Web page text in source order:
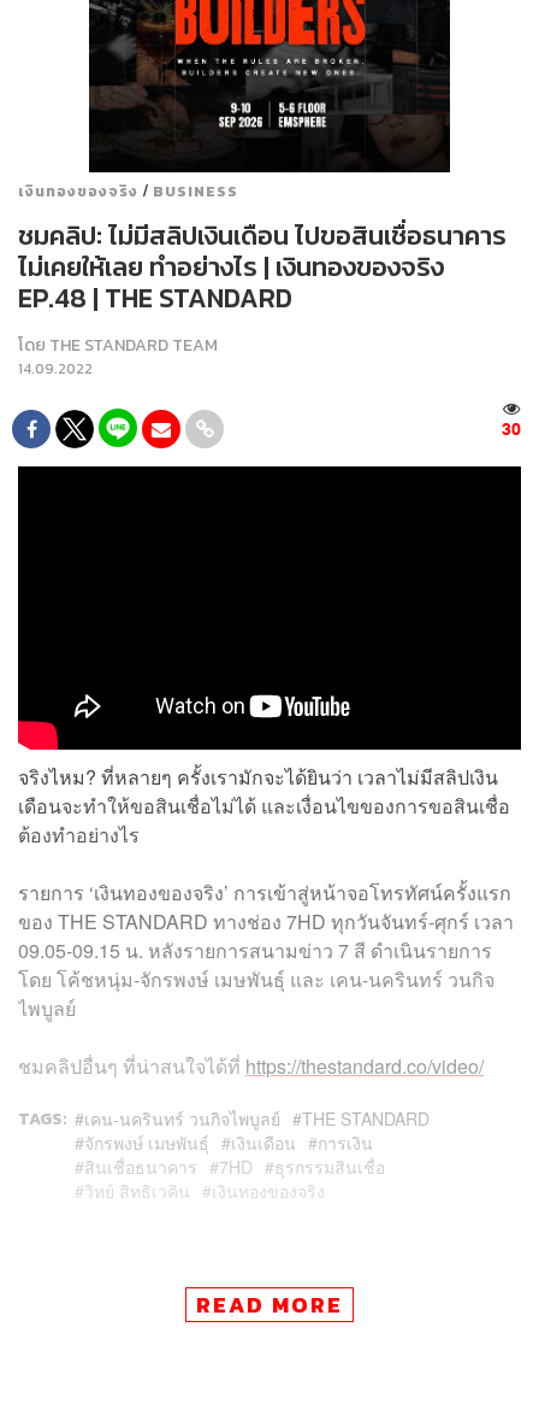
เงินทองของจริง / BUSINESS
ชมคลิป: ไม่มีสลิปเงินเดือน ไปขอสินเชื่อธนาคาร
ไม่เคยให้เลย ทำอย่างไร | เงินทองของจริง
EP.48 | THE STANDARD
โดย THE STANDARD TEAM
14.09.2022
30
จริงไหม? ที่หลายๆ ครั้งเรามักจะได้ยินว่า เวลาไม่มีสลิปเงิน
เดือนจะทำให้ขอสินเชื่อไม่ได้ และเงื่อนไขของการขอสินเชื่อ
ต้องทำอย่างไร
รายการ ‘เงินทองของจริง’ การเข้าสู่หน้าจอโทรทัศน์ครั้งแรก
ของ THE STANDARD ทางช่อง 7HD ทุกวันจันทร์-ศุกร์ เวลา
09.05-09.15 น. หลังรายการสนามข่าว 7 สี ดำเนินรายการ
โดย โค้ชหนุ่ม-จักรพงษ์ เมษพันธุ์ และ เคน-นครินทร์ วนกิจ
ไพบูลย์
ชมคลิปอื่นๆ ที่น่าสนใจได้ที่ https://thestandard.co/video/
TAGS: เคน-นครินทร์ วนกิจไพบูลย์
THE STANDARD
จักรพงษ์ เมษพันธุ์
เงินเดือน
การเงิน
สินเชื่อธนาคาร
7HD
ธุรกรรมสินเชื่อ
วิทย์ สิทธิเวคิน
เงินทองของจริง
READ MORE